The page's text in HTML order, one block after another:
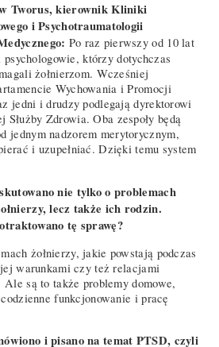
Tworus, kierownik Kliniki
i Psychotraumatologii
Po raz pierwszy od 10 lat
którzy dotychczas
żołnierzom. Wcześniej
Wychowania i Promocji
jedni i drudzy podlegają dyrektorowi
Służby Zdrowia. Oba zespoły będą
jednym nadzorem merytorycznym,
i uzupełniać. Dzięki temu system
nie tylko o problemach
lecz także ich rodzin.
tę sprawę?
żołnierzy, jakie powstają podczas
warunkami czy też relacjami
są to także problemy domowe,
funkcjonowanie i pracę
i pisano na temat PTSD, czyli